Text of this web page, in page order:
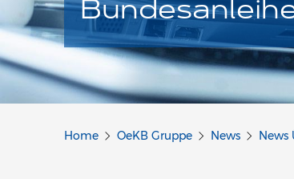
Home OeKB Gruppe News News